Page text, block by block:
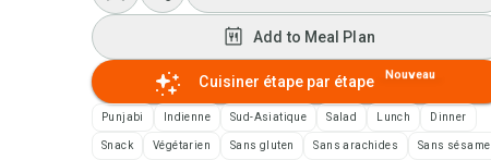
Add to Meal Plan
Add to Shopping List
Add to Meal Plan
Cuisiner étape par étape Nouveau
Punjabi Indienne Sud-Asiatique Salad Lunch Dinner
Snack Végétarien Sans gluten Sans arachides
Sans sésame